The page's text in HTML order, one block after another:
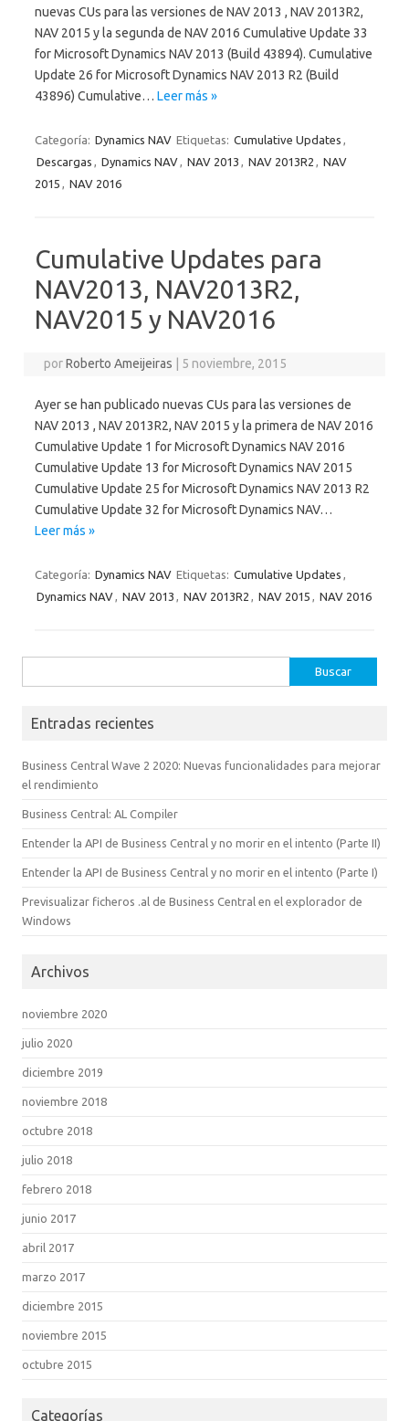
nuevas CUs para las versiones de NAV 2013 , NAV 2013R2,
NAV 2015 y la segunda de NAV 2016 Cumulative Update 33
for Microsoft Dynamics NAV 2013 (Build 43894). Cumulative
Update 26 for Microsoft Dynamics NAV 2013 R2 (Build
43896) Cumulative… Leer más »
Categoría: Dynamics NAV Etiquetas: Cumulative Updates ,
Descargas , Dynamics NAV, NAV 2013 , NAV 2013R2 , NAV
2015 , NAV 2016
Cumulative Updates para
NAV2013, NAV2013R2,
NAV2015 y NAV2016
porRoberto Ameijeiras 5 noviembre, 2015
Ayer se han publicado nuevas CUs para las versiones de
NAV 2013 , NAV 2013R2, NAV 2015 y la primera de NAV 2016
Cumulative Update 1 for Microsoft Dynamics NAV 2016
Cumulative Update 13 for Microsoft Dynamics NAV 2015
Cumulative Update 25 for Microsoft Dynamics NAV 2013 R2
Cumulative Update 32 for Microsoft Dynamics NAV…
Leer más »
Categoría: Dynamics NAV Etiquetas: Cumulative Updates ,
Dynamics NAV, NAV 2013 , NAV 2013R2 , NAV 2015 , NAV 2016
Entradas recientes
Business Central Wave 2 2020: Nuevas funcionalidades para mejorar
el rendimiento
Business Central: AL Compiler
Entender la API de Business Central y no morir en el intento (Parte II)
Entender la API de Business Central y no morir en el intento (Parte I)
Previsualizar ficheros .al de Business Central en el explorador de
Windows
Archivos
noviembre 2020
julio 2020
diciembre 2019
noviembre 2018
octubre 2018
julio 2018
febrero 2018
junio 2017
abril 2017
marzo 2017
diciembre 2015
noviembre 2015
octubre 2015
Categorías